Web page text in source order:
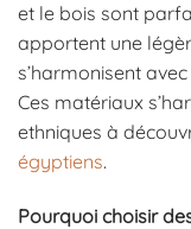
et le bois sont
apportent une
s’harmonisent
Ces matériaux
ethniques à
égyptiens.
Pourquoi choisir